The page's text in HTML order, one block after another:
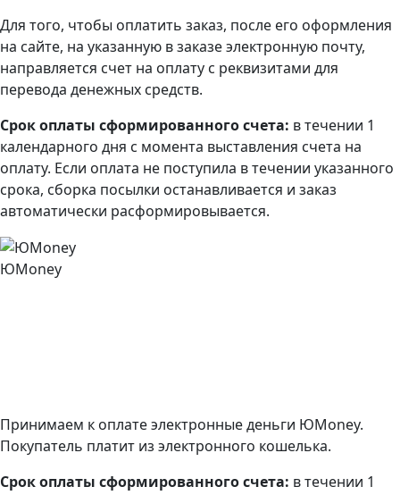
Для того, чтобы оплатить заказ, после его оформления
на сайте, на указанную в заказе электронную почту,
направляется счет на оплату с реквизитами для
перевода денежных средств.
Срок оплаты сформированного счета: в течении 1
календарного дня с момента выставления счета на
оплату. Если оплата не поступила в течении указанного
срока, сборка посылки останавливается и заказ
автоматически расформировывается.
ЮMoney
Принимаем к оплате электронные деньги ЮMoney.
Покупатель платит из электронного кошелька.
Срок оплаты сформированного счета: в течении 1